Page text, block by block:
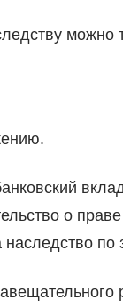
можно
о
по